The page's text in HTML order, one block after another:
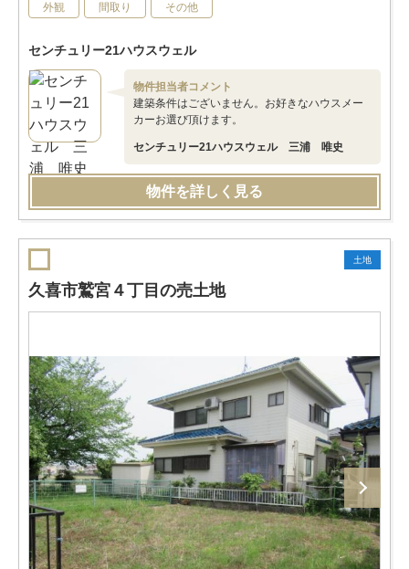
外観 間取り その他
センチュリー21ハウスウェル
物件担当者コメント
建築条件はございません。お好きなハウスメー
カーお選び頂けます。
センチュリー21ハウスウェル 三浦 唯史
物件を詳しく見る
土地
久喜市鷲宮４丁目の売土地